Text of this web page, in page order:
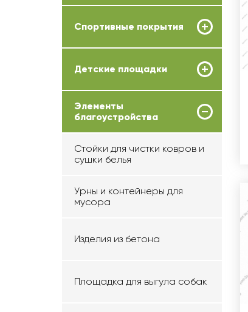
Спортивные покрытия
Детские площадки
Элементы
благоустройства
Стойки для чистки ковров и
сушки белья
Урны и контейнеры для
мусора
Изделия из бетона
Площадка для выгула собак